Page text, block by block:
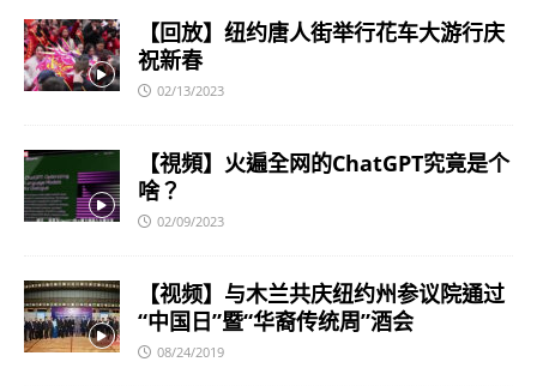
【回放】纽约唐人街举行花车大游行庆
祝新春
02/13/2023
【視頻】火遍全网的ChatGPT究竟是个
啥？
02/09/2023
【视频】与木兰共庆纽约州参议院通过
“中国日”暨“华裔传统周”酒会
08/24/2019